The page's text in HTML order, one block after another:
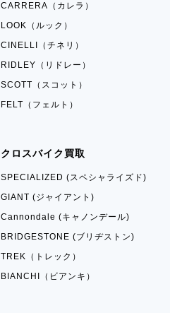
CARRERA（カレラ）
LOOK（ルック）
CINELLI（チネリ）
RIDLEY（リドレー）
SCOTT（スコット）
FELT（フェルト）
クロスバイク買取
SPECIALIZED (スペシャライズド)
GIANT (ジャイアント)
Cannondale (キャノンデール)
BRIDGESTONE (ブリヂストン)
TREK（トレック）
BIANCHI（ビアンキ）